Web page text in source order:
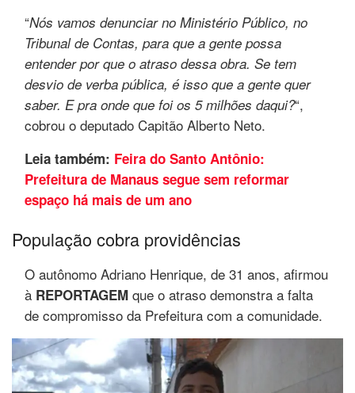
“Nós vamos denunciar no Ministério Público, no
Tribunal de Contas, para que a gente possa
entender por que o atraso dessa obra. Se tem
desvio de verba pública, é isso que a gente quer
saber. E pra onde que foi os 5 milhões daqui?“,
cobrou o deputado Capitão Alberto Neto.
Leia também: Feira do Santo Antônio:
Prefeitura de Manaus segue sem reformar
espaço há mais de um ano
População cobra providências
O autônomo Adriano Henrique, de 31 anos, afirmou
à REPORTAGEM que o atraso demonstra a falta
de compromisso da Prefeitura com a comunidade.